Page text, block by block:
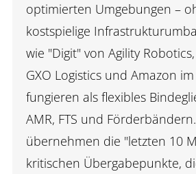
optimierten Umgebungen –
kostspielige
wie "Digit" von Agility
GXO Logistics und Amazon im
fungieren als flexibles
AMR, FTS und
übernehmen die "letzten 10
kritischen Übergabepunkte,